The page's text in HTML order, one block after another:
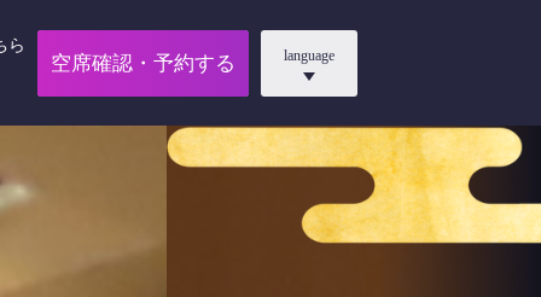
ら
空席確認・予約する language